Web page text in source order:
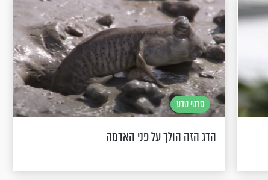
סרטי טבע
הדג הזה הולך על פני האדמה